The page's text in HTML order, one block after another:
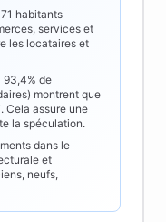
habitants
services et
les locataires et
93,4% de
montrent que
Cela assure une
la spéculation.
dans le
et
neufs,